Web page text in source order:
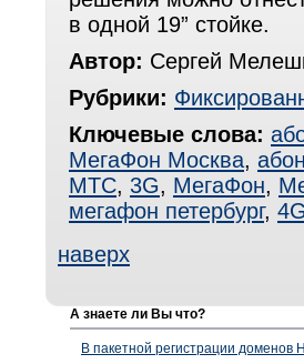
в одной 19” стойке.
Автор: Сергей
Рубрики:
Ключевые слова:
МегаФон Москва,
МТС, 3G, МегаФон,
мегафон петербург,
наверх
А знаете ли Вы что?
В пакетной регистрации доменов